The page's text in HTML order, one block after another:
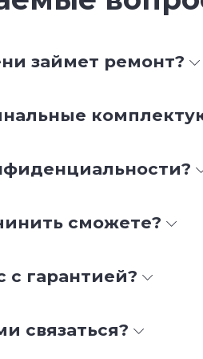
займет ремонт?
сможете?
с гарантией?
связаться?